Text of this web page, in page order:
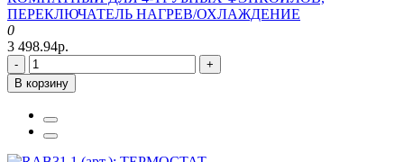
ПЕРЕКЛЮЧАТЕЛЬ НАГРЕВ/ОХЛАЖДЕНИЕ
0
3 498.94р.
-
+
В корзину